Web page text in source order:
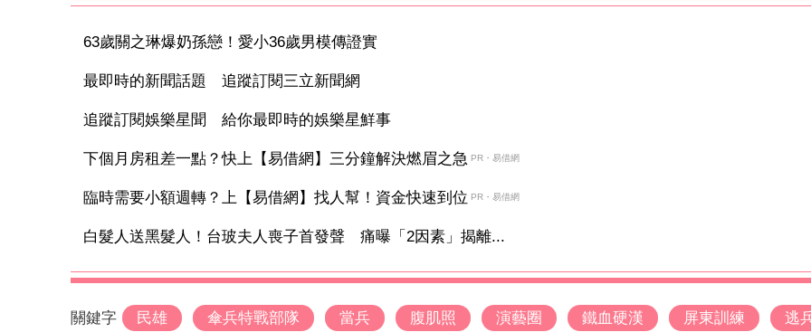
63歲關之琳爆奶孫戀！愛小36歲男模傳證實
最即時的新聞話題 追蹤訂閱三立新聞網
追蹤訂閱娛樂星聞 給你最即時的娛樂星鮮事
下個月房租差一點？快上【易借網】三分鐘解決燃眉之急 PR・易借網
臨時需要小額週轉？上【易借網】找人幫！資金快速到位 PR・易借網
白髮人送黑髮人！台玻夫人喪子首發聲 痛曝「2因素」揭離...
關鍵字 民雄 傘兵特戰部隊 當兵 腹肌照 演藝圈 鐵血硬漢 屏東訓練 逃